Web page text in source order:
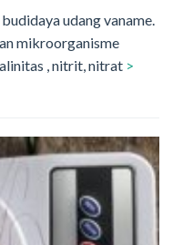
udang vaname.
mikroorganisme
, nitrit, nitrat >